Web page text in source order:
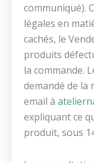
communiqué).
légales en
cachés, le
produits
la commande.
demandé de la
email à
expliquant ce
produit, sous